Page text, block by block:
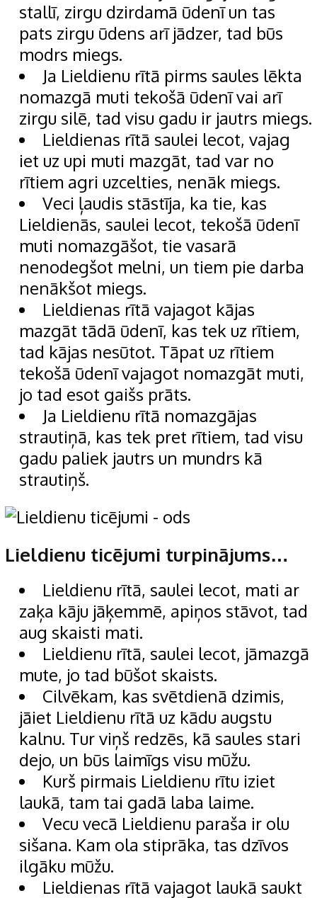
stallī, zirgu dzirdamā ūdenī un tas
pats zirgu ūdens arī jādzer, tad būs
modrs miegs.
Ja Lieldienu rītā pirms saules lēkta
nomazgā muti tekošā ūdenī vai arī
zirgu silē, tad visu gadu ir jautrs miegs.
Lieldienas rītā saulei lecot, vajag
iet uz upi muti mazgāt, tad var no
rītiem agri uzcelties, nenāk miegs.
Veci ļaudis stāstīja, ka tie, kas
Lieldienās, saulei lecot, tekošā ūdenī
muti nomazgāšot, tie vasarā
nenodegšot melni, un tiem pie darba
nenākšot miegs.
Lieldienas rītā vajagot kājas
mazgāt tādā ūdenī, kas tek uz rītiem,
tad kājas nesūtot. Tāpat uz rītiem
tekošā ūdenī vajagot nomazgāt muti,
jo tad esot gaišs prāts.
Ja Lieldienu rītā nomazgājas
strautiņā, kas tek pret rītiem, tad visu
gadu paliek jautrs un mundrs kā
strautiņš.
Lieldienu ticējumi turpinājums…
Lieldienu rītā, saulei lecot, mati ar
zaķa kāju jāķemmē, apiņos stāvot, tad
aug skaisti mati.
Lieldienu rītā, saulei lecot, jāmazgā
mute, jo tad būšot skaists.
Cilvēkam, kas svētdienā dzimis,
jāiet Lieldienu rītā uz kādu augstu
kalnu. Tur viņš redzēs, kā saules stari
dejo, un būs laimīgs visu mūžu.
Kurš pirmais Lieldienu rītu iziet
laukā, tam tai gadā laba laime.
Vecu vecā Lieldienu paraša ir olu
sišana. Kam ola stiprāka, tas dzīvos
ilgāku mūžu.
Lieldienas rītā vajagot laukā saukt